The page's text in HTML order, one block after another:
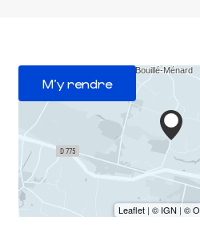
M'y rendre